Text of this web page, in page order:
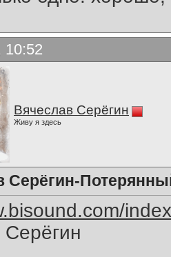
10:52
Вячеслав Серёгин
Живу я здесь
Серёгин-